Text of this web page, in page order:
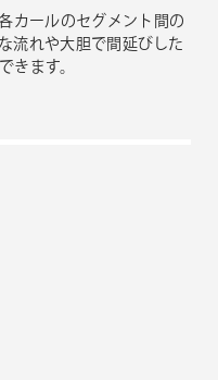
カールのセグメント間の
流れや大胆で間延びした
きます。